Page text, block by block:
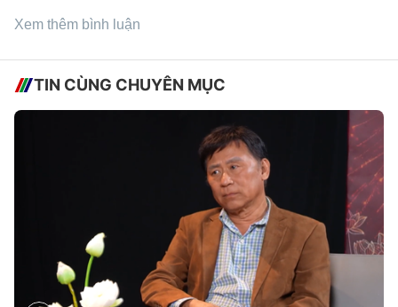
Xem thêm bình luận
TIN CÙNG CHUYÊN MỤC